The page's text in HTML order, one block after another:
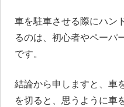
車を駐車させる際にハン
るのは、初心者やペーパ
です。
結論から申しますと、車
を切ると、思うように車